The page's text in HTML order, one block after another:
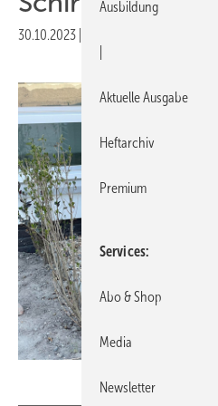
30.10.2023
Ausbildung
Aktuelle Ausgabe
Heftarchiv
Premium
Services
Abo & Shop
Media
Newsletter